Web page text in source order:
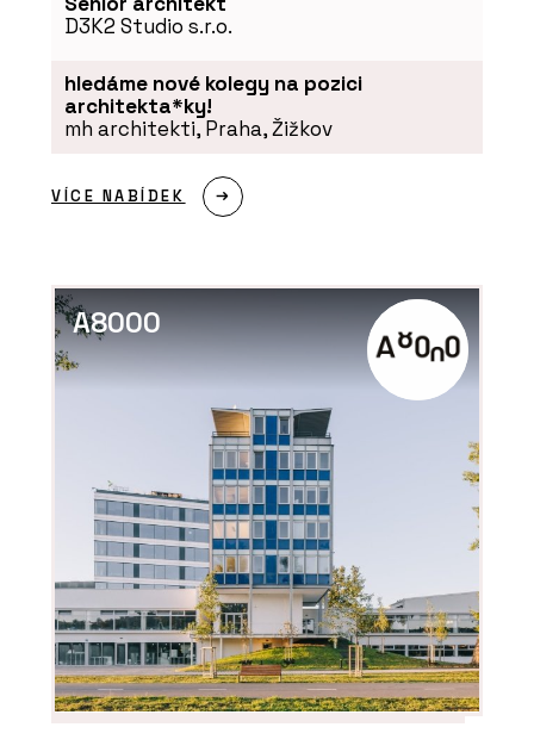
Dřevostavba bez příček -
VESPER HOMES
Hybridní dřevostavba –
O FIRMĚ
VESPER HOMES
D3K2 Studio s.r.o.
hledáme nové kolegy na pozici
architekta*ky!
mh architekti, Praha, Žižkov
VÍCE NABÍDEK
A8000